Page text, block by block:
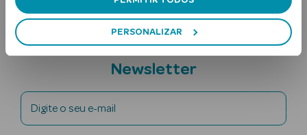
PERSONALIZAR
Subscreva a
Newsletter
Digite o seu e-mail